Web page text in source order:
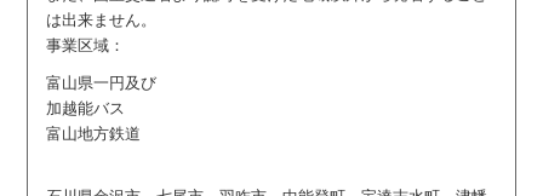
は出来ません。
事業区域：
富山県一円及び
加越能バス
富山地方鉄道